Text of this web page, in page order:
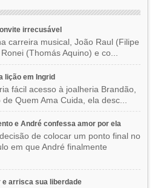
irrecusável
carreira musical, João Raul (Filipe
(Thomás Aquino) e co...
lição em Ingrid
fácil acesso à joalheria Brandão,
Quem Ama Cuida, ela desc...
e André confessa amor por ela
de colocar um ponto final no
em que André finalmente
e arrisca sua liberdade